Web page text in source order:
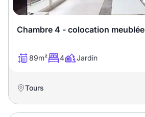
Chambre 4 - colocation meublée
89m² 4 Jardin
Tours